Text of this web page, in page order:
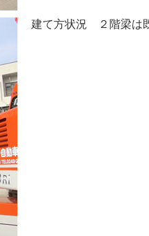
建て方状況 ２階梁は